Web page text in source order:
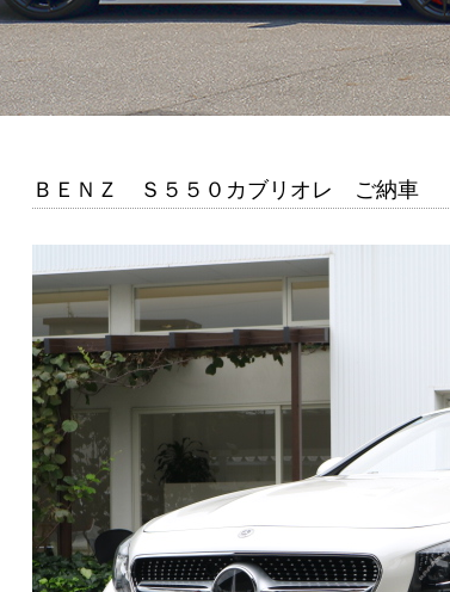
ＢＥＮＺ Ｓ５５０カブリオレ ご納車